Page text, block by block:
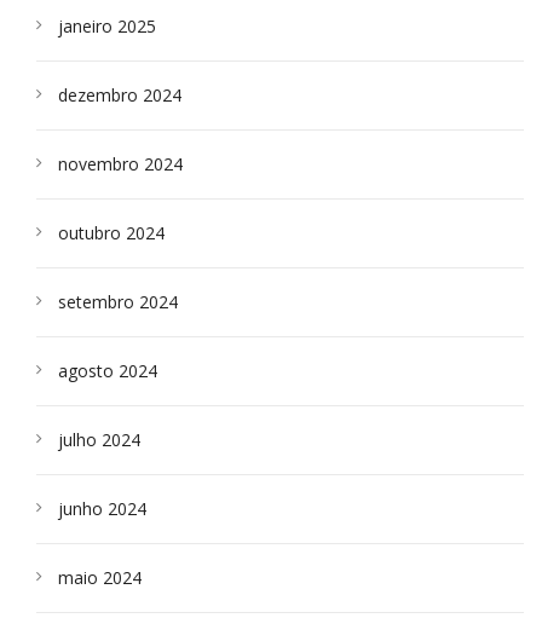
janeiro 2025
dezembro 2024
novembro 2024
outubro 2024
setembro 2024
agosto 2024
julho 2024
junho 2024
maio 2024